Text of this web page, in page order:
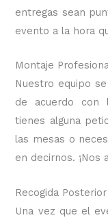
entregas sean
evento a la hora
Montaje
Nuestro equipo
de acuerdo con
tienes alguna
las mesas o
en decirnos. ¡Nos
Recogida
Una vez que el